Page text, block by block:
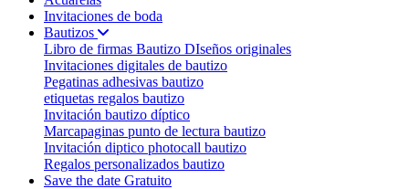
Invitaciones de boda
Bautizos
Libro de firmas Bautizo DIseños originales
Invitaciones digitales de bautizo
Pegatinas adhesivas bautizo
etiquetas regalos bautizo
Invitación bautizo díptico
Marcapaginas punto de lectura bautizo
Invitación diptico photocall bautizo
Regalos personalizados bautizo
Save the date Gratuito